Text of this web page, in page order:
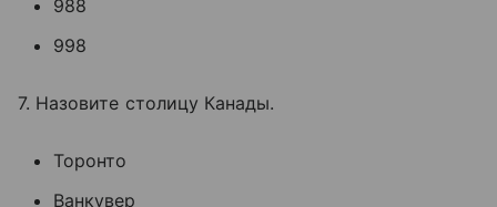
988
998
7. Назовите столицу Канады.
Торонто
Ванкувер